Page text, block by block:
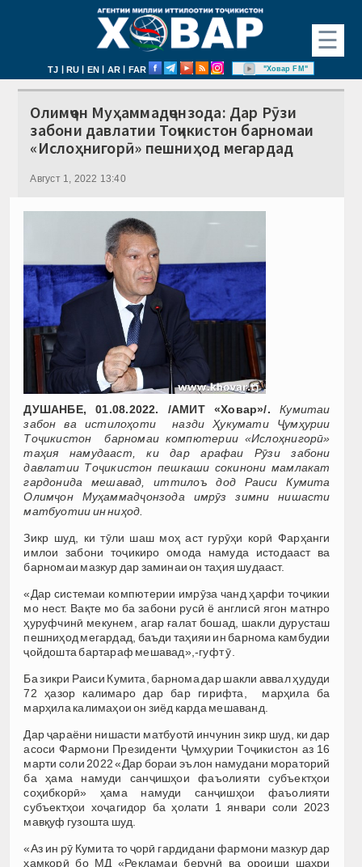
☰
TJ | RU | EN | AR | FAR "Ховар FM"
Олимҷон Муҳаммадҷонзода: Дар Рӯзи
забони давлатии Тоҷикистон барномаи
«Ислоҳнигорӣ» пешниҳод мегардад
Август 1, 2022 13:40
ДУШАНБЕ, 01.08.2022. /АМИТ «Ховар»/.
Кумитаи
забон ва истилоҳоти назди Ҳукумати Ҷумҳурии
Тоҷикистон барномаи компютерии «Ислоҳнигорӣ»
таҳия намудааст, ки дар арафаи Рӯзи забони
давлатии Тоҷикистон пешкаши сокинони мамлакат
гардонида мешавад, иттилоъ дод Раиси Кумита
Олимҷон Муҳаммадҷонзода имрӯз зимни нишасти
матбуотии ин ниҳод.
Зикр шуд, ки тӯли шаш моҳ аст гурӯҳи корӣ Фарҳанги
имлои забони тоҷикиро омода намуда истодааст ва
барномаи мазкур дар заминаи он таҳия шудааст.
«Дар системаи компютерии имрӯза чанд ҳарфи тоҷикии
мо нест. Вақте мо ба забони русӣ ё англисӣ ягон матнро
ҳуруфчинӣ мекунем, агар ғалат бошад, шакли дурусташ
пешниҳод мегардад, баъди таҳияи ин барнома камбудии
ҷойдошта бартараф мешавад»,-гуфт ӯ.
Ба зикри Раиси Кумита, барнома дар шакли аввал ҳудуди
72 ҳазор калимаро дар бар гирифта, марҳила ба
марҳила калимаҳои он зиёд карда мешаванд.
Дар ҷараёни нишасти матбуотӣ инчунин зикр шуд, ки дар
асоси Фармони Президенти Ҷумҳурии Тоҷикистон аз 16
марти соли 2022 «Дар бораи эълон намудани мораторий
ба ҳама намуди санҷишҳои фаъолияти субъектҳои
соҳибкорӣ» ҳама намуди санҷишҳои фаъолияти
субъектҳои хоҷагидор ба ҳолати 1 январи соли 2023
мавқуф гузошта шуд.
«Аз ин рӯ Кумита то ҷорӣ гардидани фармони мазкур дар
ҳамкорӣ бо МД «Рекламаи берунӣ ва ороиши шаҳри